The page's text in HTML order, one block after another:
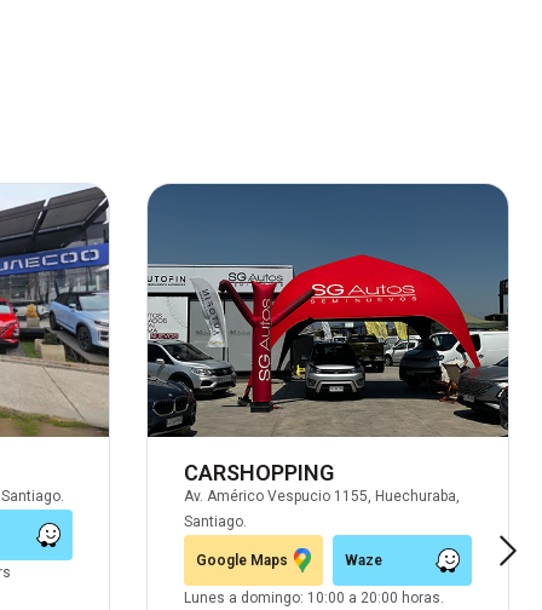
CARSHOPPING
Av. Américo Vespucio 1155, Huechuraba,
Santiago.
Google Maps Waze
Lunes a domingo: 10:00 a 20:00 horas.